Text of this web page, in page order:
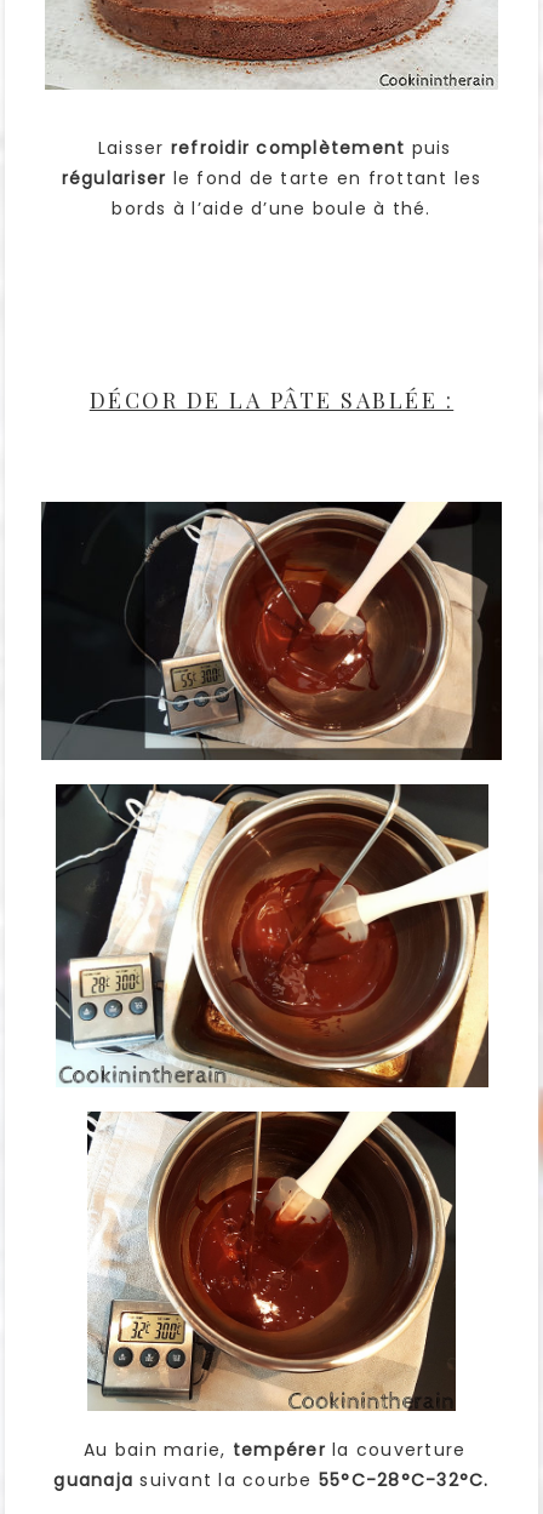
Laisser refroidir complètement puis
régulariser le fond de tarte en frottant les
bords à l’aide d’une boule à thé.
DÉCOR DE LA PÂTE SABLÉE :
Au bain marie, tempérer la couverture
guanaja suivant la courbe 55°C-28°C-32°C.